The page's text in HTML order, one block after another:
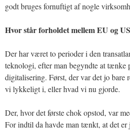
godt bruges fornuftigt af nogle
Hvor står forholdet mellem EU og
Der har været to perioder i den
teknologi, efter man begyndte at tænke
digitalisering. Først, der var det jo bare
vi lykkeligt i, eller hvad vi nu gjorde.
Der, hvor det første chok opstod, var
For indtil da havde man tænkt, at det